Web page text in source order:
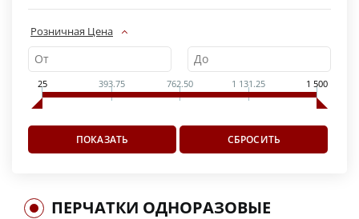
Розничная Цена
25 393.75 762.50 1 131.25 1 500
ПЕРЧАТКИ ОДНОРАЗОВЫЕ